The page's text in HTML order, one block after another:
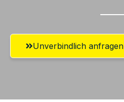
Unverbindlich anfragen